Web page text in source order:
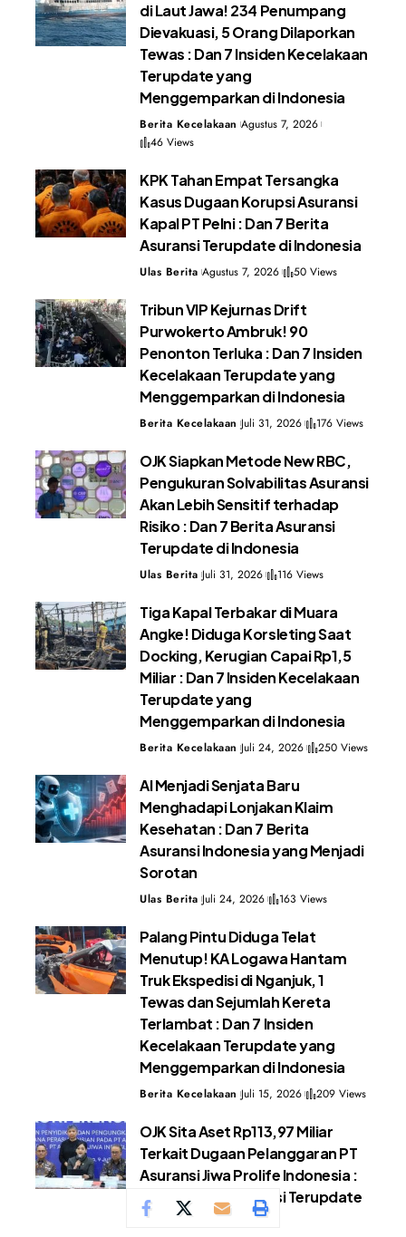
di Laut Jawa! 234 Penumpang
Dievakuasi, 5 Orang Dilaporkan
Tewas : Dan 7 Insiden Kecelakaan
Terupdate yang
Menggemparkan di Indonesia
Berita Kecelakaan Agustus 7, 2026
46 Views
KPK Tahan Empat Tersangka
Kasus Dugaan Korupsi Asuransi
Kapal PT Pelni : Dan 7 Berita
Asuransi Terupdate di Indonesia
Ulas Berita Agustus 7, 2026 50 Views
Tribun VIP Kejurnas Drift
Purwokerto Ambruk! 90
Penonton Terluka : Dan 7 Insiden
Kecelakaan Terupdate yang
Menggemparkan di Indonesia
Berita Kecelakaan Juli 31, 2026 176 Views
OJK Siapkan Metode New RBC,
Pengukuran Solvabilitas Asuransi
Akan Lebih Sensitif terhadap
Risiko : Dan 7 Berita Asuransi
Terupdate di Indonesia
Ulas Berita Juli 31, 2026 116 Views
Tiga Kapal Terbakar di Muara
Angke! Diduga Korsleting Saat
Docking, Kerugian Capai Rp1,5
Miliar : Dan 7 Insiden Kecelakaan
Terupdate yang
Menggemparkan di Indonesia
Berita Kecelakaan Juli 24, 2026 250 Views
AI Menjadi Senjata Baru
Menghadapi Lonjakan Klaim
Kesehatan : Dan 7 Berita
Asuransi Indonesia yang Menjadi
Sorotan
Ulas Berita Juli 24, 2026 163 Views
Palang Pintu Diduga Telat
Menutup! KA Logawa Hantam
Truk Ekspedisi di Nganjuk, 1
Tewas dan Sejumlah Kereta
Terlambat : Dan 7 Insiden
Kecelakaan Terupdate yang
Menggemparkan di Indonesia
Berita Kecelakaan Juli 15, 2026 209 Views
OJK Sita Aset Rp113,97 Miliar
Terkait Dugaan Pelanggaran PT
Asuransi Jiwa Prolife Indonesia :
Dan 7 Berita Asuransi Terupdate
di Indonesia